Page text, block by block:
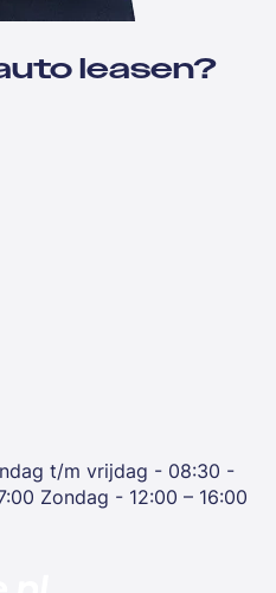
leasen?
t/m vrijdag - 08:30 -
Zondag - 12:00 – 16:00